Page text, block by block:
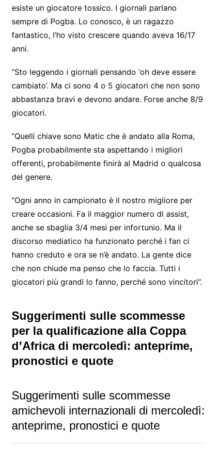
esiste un giocatore tossico. I giornali parlano
sempre di Pogba. Lo conosco, è un ragazzo
fantastico, l’ho visto crescere quando aveva 16/17
anni.
“Sto leggendo i giornali pensando ‘oh deve essere
cambiato’. Ma ci sono 4 o 5 giocatori che non sono
abbastanza bravi e devono andare. Forse anche 8/9
giocatori.
“Quelli chiave sono Matic che è andato alla Roma,
Pogba probabilmente sta aspettando i migliori
offerenti, probabilmente finirà al Madrid o qualcosa
del genere.
“Ogni anno in campionato è il nostro migliore per
creare occasioni. Fa il maggior numero di assist,
anche se sbaglia 3/4 mesi per infortunio. Ma il
discorso mediatico ha funzionato perché i fan ci
hanno creduto e ora se n’è andato. La gente dice
che non chiude ma penso che lo faccia. Tutti i
giocatori più grandi lo fanno, perché sono vincitori”.
Suggerimenti sulle scommesse
per la qualificazione alla Coppa
d’Africa di mercoledì: anteprime,
pronostici e quote
Suggerimenti sulle scommesse
amichevoli internazionali di mercoledì:
anteprime, pronostici e quote